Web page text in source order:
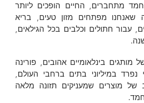
מתחברים, החיים הופכים ליותר
שאנחנו מפתחים מזון טעים, בריא
עבור חתולים וכלבים בכל הגילאים,
בינלאומיים אהובים, פורינה
במיליוני בתים ברחבי העולם,
של מוצרים שמעניקים תזונה מלאה